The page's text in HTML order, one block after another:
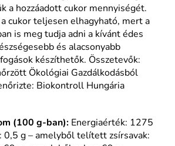
a hozzáadott cukor mennyiségét.
cukor teljesen elhagyható, mert a
is meg tudja adni a kívánt édes
és alacsonyabb
készíthetők. Összetevők:
Ökológiai Gazdálkodásból
Biokontroll Hungária
(100 g-ban): Energiaérték: 1275
0,5 g – amelyből telített zsírsavak: